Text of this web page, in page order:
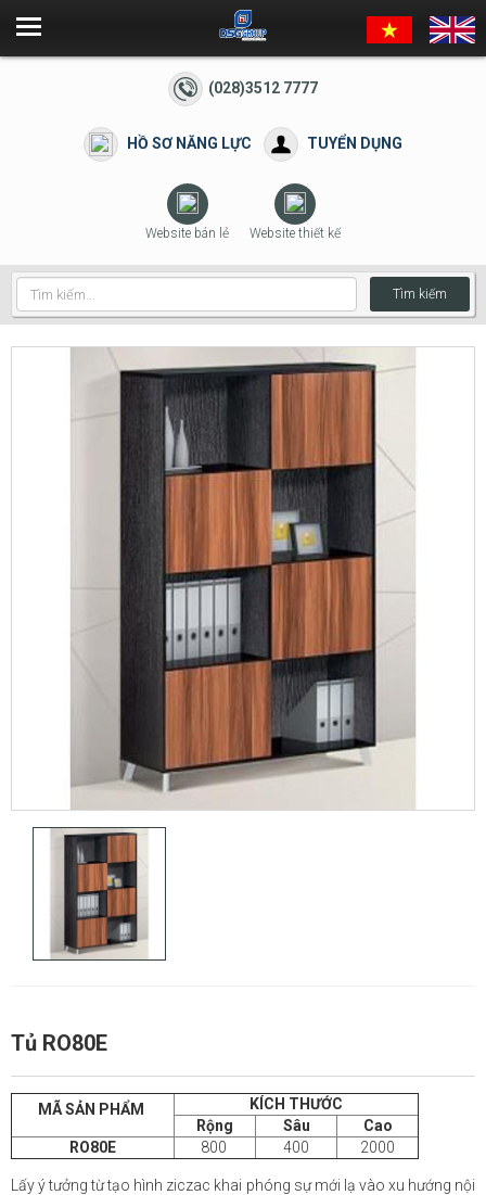
(028)3512 7777
HỒ SƠ NĂNG LỰC TUYỂN DỤNG
Website bán lẻ Website thiết kế
Tìm kiếm
Tủ RO80E
MÃ SẢN PHẨM
KÍCH THƯỚC
Rộng
Sâu
Cao
RO80E
800 400 2000
Lấy ý tưởng từ tạo hình ziczac khai phóng sự mới lạ vào xu hướng nội